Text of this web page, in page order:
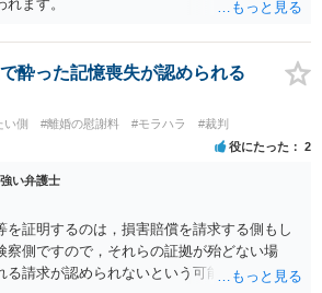
めているにもかかわらず支払を拒否するので
でも同じだと思います。）への対応ではあま
ます。減額で折り合えるなら本人様の交渉で
ゼロかどうかの観点であれば，訴訟に進む
ます。そうしますと，お近くの弁護士に相
した方がよいようにも思います。
ます。
酔った記憶喪失が認められる
い側 #離婚の慰謝料 #モラハラ #裁判
役にたった 2
い弁護士
を証明するのは，損害賠償を請求する側もし
察側ですので，それらの証拠が殆どない場
る請求が認められないという可能性はあるで